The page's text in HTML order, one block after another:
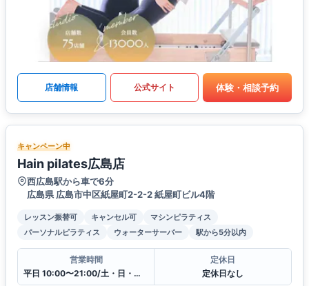
店舗情報 公式サイト 体験・相談予約
キャンペーン中
Hain pilates広島店
西広島駅から車で6分
広島県 広島市中区紙屋町2-2-2 紙屋町ビル4階
レッスン振替可 キャンセル可
マシンピラティス
パーソナルピラティス
ウォーターサーバー 駅から5分以内
営業時間
平日 10:00〜21:00/土・日・祝10:00〜19:00
定休日
定休日なし